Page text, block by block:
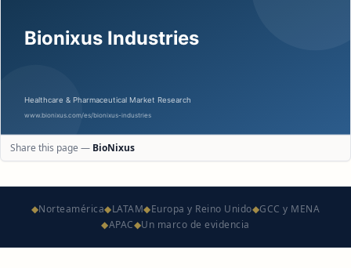
Share this page — BioNixus
◆Norteamérica◆LATAM◆Europa y Reino Unido◆GCC y MENA
◆APAC◆Un marco de evidencia